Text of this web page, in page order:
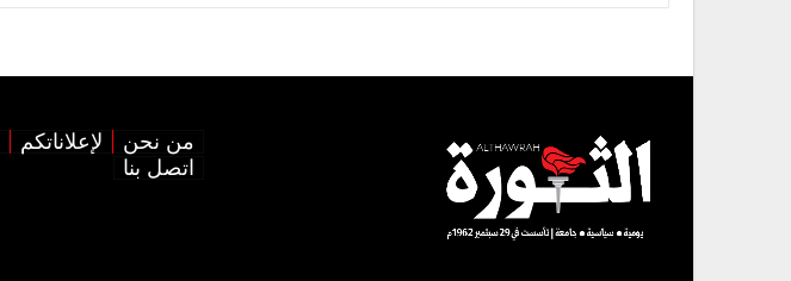
من نحن لإعلاناتكم
اتصل بنا